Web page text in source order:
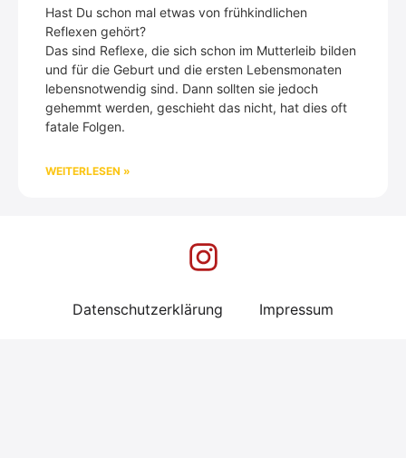
Hast Du schon mal etwas von frühkindlichen
Reflexen gehört?
Das sind Reflexe, die sich schon im Mutterleib bilden
und für die Geburt und die ersten Lebensmonaten
lebensnotwendig sind. Dann sollten sie jedoch
gehemmt werden, geschieht das nicht, hat dies oft
fatale Folgen.
WEITERLESEN »
Datenschutzerklärung Impressum